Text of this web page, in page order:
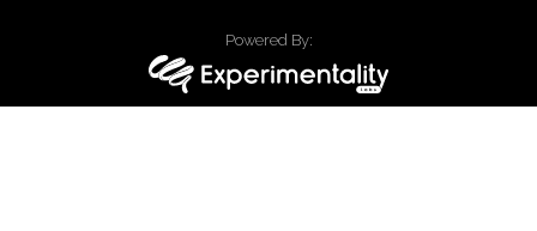
Powered By: